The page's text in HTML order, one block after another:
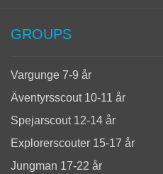
GROUPS
Vargunge 7-9 år
Äventyrsscout 10-11 år
Spejarscout 12-14 år
Explorerscouter 15-17 år
Jungman 17-22 år